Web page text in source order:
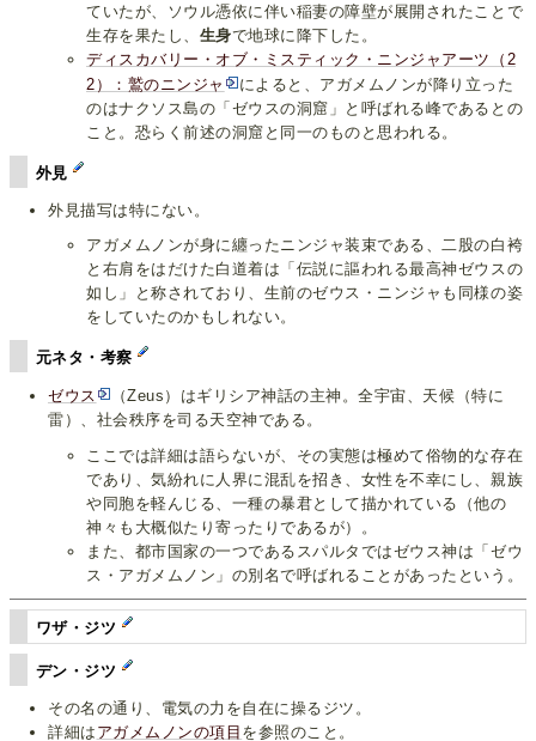
ていたが、ソウル憑依に伴い稲妻の障壁が展開されたことで
生存を果たし、 生身で地球に降下した。
ディスカバリー・オブ・ミスティック・ニンジャアーツ（2
2）：鷲のニンジャ
によると、アガメムノンが降り立った
のはナクソス島の「ゼウスの洞窟」と呼ばれる峰であるとの
こと。恐らく前述の洞窟と同一のものと思われる。
外見
外見描写は特にない。
アガメムノンが身に纏ったニンジャ装束である、二股の白袴
と右肩をはだけた白道着は「伝説に謳われる最高神ゼウスの
如し」と称されており、生前のゼウス・ニンジャも同様の姿
をしていたのかもしれない。
元ネタ・考察
ゼウス
（Zeus）はギリシア神話の主神。全宇宙、天候（特に
雷）、社会秩序を司る天空神である。
ここでは詳細は語らないが、その実態は極めて俗物的な存在
であり、気紛れに人界に混乱を招き、女性を不幸にし、親族
や同胞を軽んじる、一種の暴君として描かれている（他の
神々も大概似たり寄ったりであるが）。
また、都市国家の一つであるスパルタではゼウス神は「ゼウ
ス・アガメムノン」の別名で呼ばれることがあったという。
ワザ・ジツ
デン・ジツ
その名の通り、電気の力を自在に操るジツ。
詳細は アガメムノンの項目 を参照のこと。